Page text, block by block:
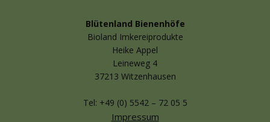
Blütenland Bienenhöfe
Bioland Imkereiprodukte
Heike Appel
Leineweg 4
37213 Witzenhausen
Tel: +49 (0) 5542 – 72 05 5
Impressum